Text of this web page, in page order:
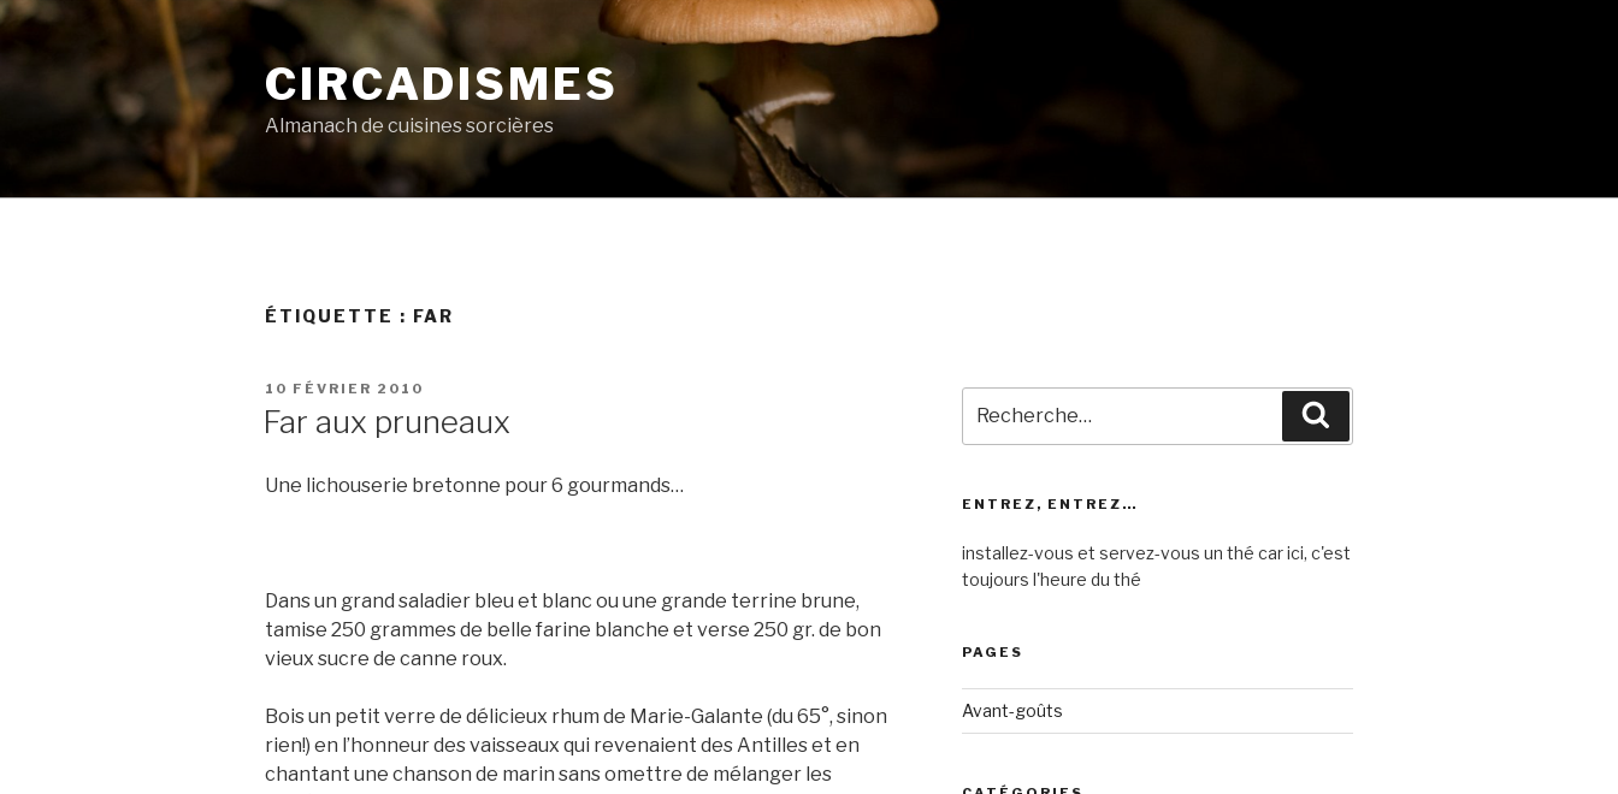
Aller
CIRCADISMES
Almanach de cuisines sorcières
ÉTIQUETTE : FAR
PUBLIÉ
10 FÉVRIER 2010
Far aux pruneaux
Une lichouserie bretonne pour 6 gourmands…
Dans un grand saladier bleu et blanc ou une grande terrine brune,
tamise 250 grammes de belle farine blanche et verse 250 gr. de bon
vieux sucre de canne roux.
Bois un petit verre de délicieux rhum de Marie-Galante (du 65°, sinon
rien!) en l’honneur des vaisseaux qui revenaient des Antilles et en
chantant une chanson de marin sans omettre de mélanger les
pour
:
ENTREZ, ENTREZ…
installez-vous et servez-vous un thé car ici, c'est
toujours l'heure du thé
PAGES
Avant-goûts